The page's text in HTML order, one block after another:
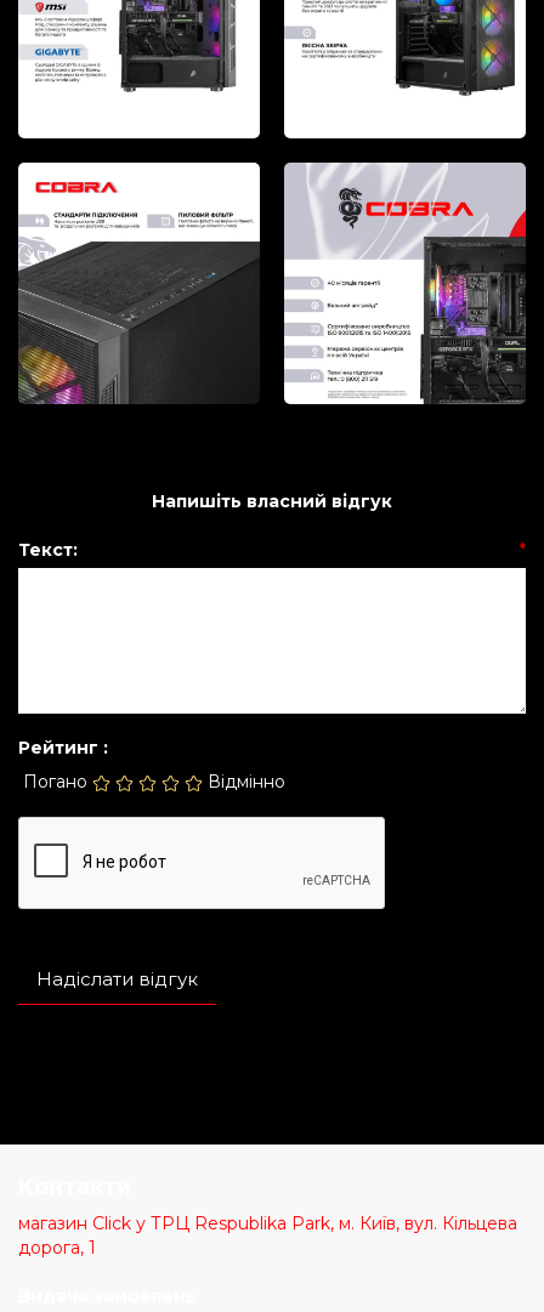
Напишіть власний відгук
Текст: *
Рейтинг :
Погано
Відмінно
Надіслати відгук
магазин Click у ТРЦ Respublika Park, м. Київ, вул. Кільцева
дорога, 1